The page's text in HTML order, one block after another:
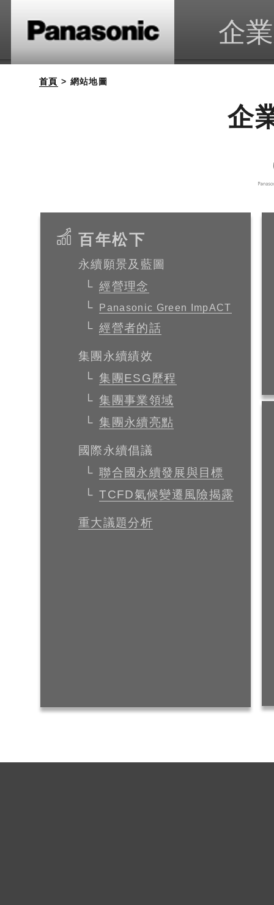
企
首頁 > 網站地圖
企
百年松下
永續願景及藍圖
經營理念
Panasonic Green ImpACT
經營者的話
集團永續績效
集團ESG歷程
集團事業領域
集團永續亮點
國際永續倡議
聯合國永續發展與目標
TCFD氣候變遷風險揭露
重大議題分析